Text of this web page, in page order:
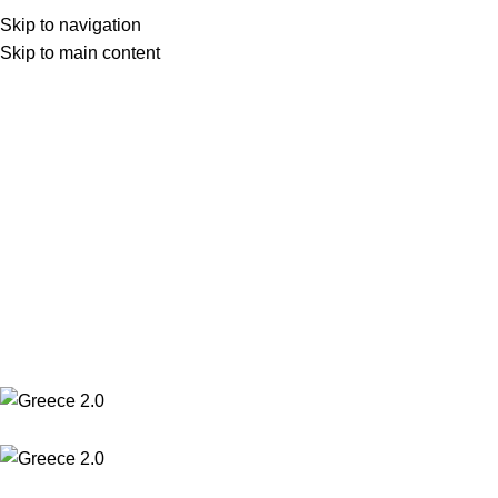
Skip to navigation
Skip to main content
(+30) 22210 22370